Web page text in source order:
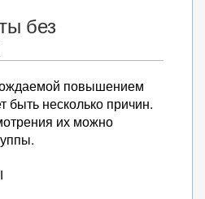
без
повышением
быть несколько причин.
их можно